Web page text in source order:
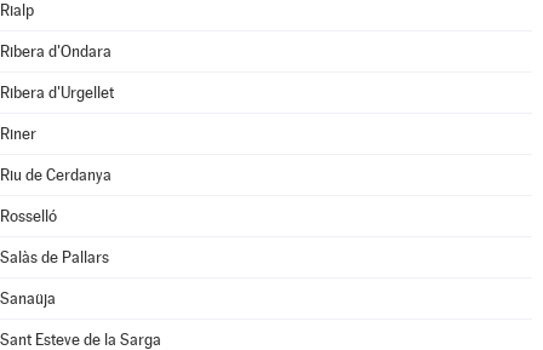
Rialp
Ribera d'Ondara
Ribera d'Urgellet
Riner
Riu de Cerdanya
Rosselló
Salàs de Pallars
Sanaüja
Sant Esteve de la Sarga